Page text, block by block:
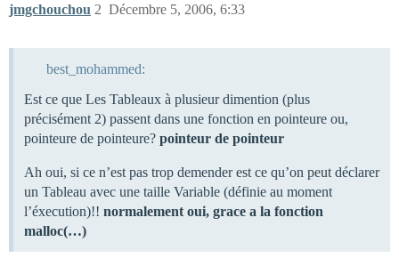
jmgchouchou Décembre 5, 2006, 6:33
2
best_mohammed:
Est ce que Les Tableaux à plusieur dimention (plus
précisément 2) passent dans une fonction en pointeure ou,
pointeure de pointeure? pointeur de pointeur
Ah oui, si ce n’est pas trop demender est ce qu’on peut déclarer
un Tableau avec une taille Variable (définie au moment
l’éxecution)!! normalement oui, grace a la fonction
malloc(…)